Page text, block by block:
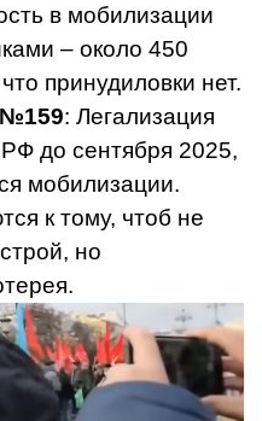
в мобилизации
– около 450
принудиловки нет.
№159: Легализация
до сентября 2025,
мобилизации.
к тому, чтоб не
но